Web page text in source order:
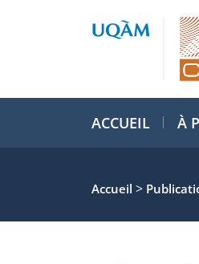
ACCUEIL À
Accueil >